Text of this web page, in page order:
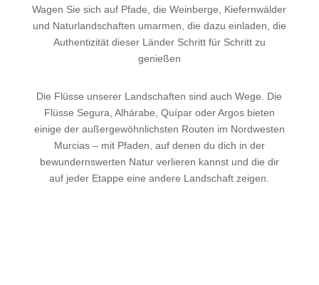
Wagen Sie sich auf Pfade, die Weinberge, Kiefernwälder
und Naturlandschaften umarmen, die dazu einladen, die
Authentizität dieser Länder Schritt für Schritt zu
genießen
Die Flüsse unserer Landschaften sind auch Wege. Die
Flüsse Segura, Alhárabe, Quípar oder Argos bieten
einige der außergewöhnlichsten Routen im Nordwesten
Murcias – mit Pfaden, auf denen du dich in der
bewundernswerten Natur verlieren kannst und die dir
auf jeder Etappe eine andere Landschaft zeigen.